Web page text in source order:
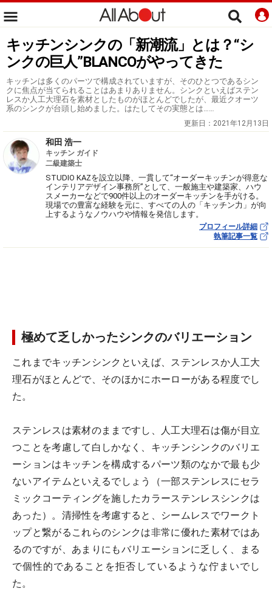
キッチンシンクの「新潮流」とは？“シ
ンクの巨人”BLANCOがやってきた
キッチンは多くのパーツで構成されていますが、そのひとつであるシン
クに焦点が当てられることはあまりありません。シンクといえばステン
レスか人工大理石を素材としたものがほとんどでしたが、最近クオーツ
系のシンクが台頭し始めました。はたしてその実態とは……
更新日： 2021年12月13日
和田 浩一
キッチン ガイド
二級建築士
STUDIO KAZを設立以降、一貫して“オーダーキッチンが得意な
インテリアデザイン事務所”として、一般施主や建築家、ハウ
スメーカーなどで900件以上のオーダーキッチンを手がける。
現場での豊富な経験を元に、すべての人の「キッチン力」が向
上するようなノウハウや情報を発信します。
プロフィール詳細
執筆記事一覧
極めて乏しかったシンクのバリエーション
これまでキッチンシンクといえば、ステンレスか人工大
理石がほとんどで、そのほかにホーローがある程度でし
た。
ステンレスは素材のままですし、人工大理石は傷が目立
つことを考慮して白しかなく、キッチンシンクのバリエ
ーションはキッチンを構成するパーツ類のなかで最も少
ないアイテムといえるでしょう（一部ステンレスにセラ
ミックコーティングを施したカラーステンレスシンクは
あった）。清掃性を考慮すると、シームレスでワークト
ップと繋がるこれらのシンクは非常に優れた素材ではあ
るのですが、あまりにもバリエーションに乏しく、まる
で個性的であることを拒否しているような佇まいでし
た。